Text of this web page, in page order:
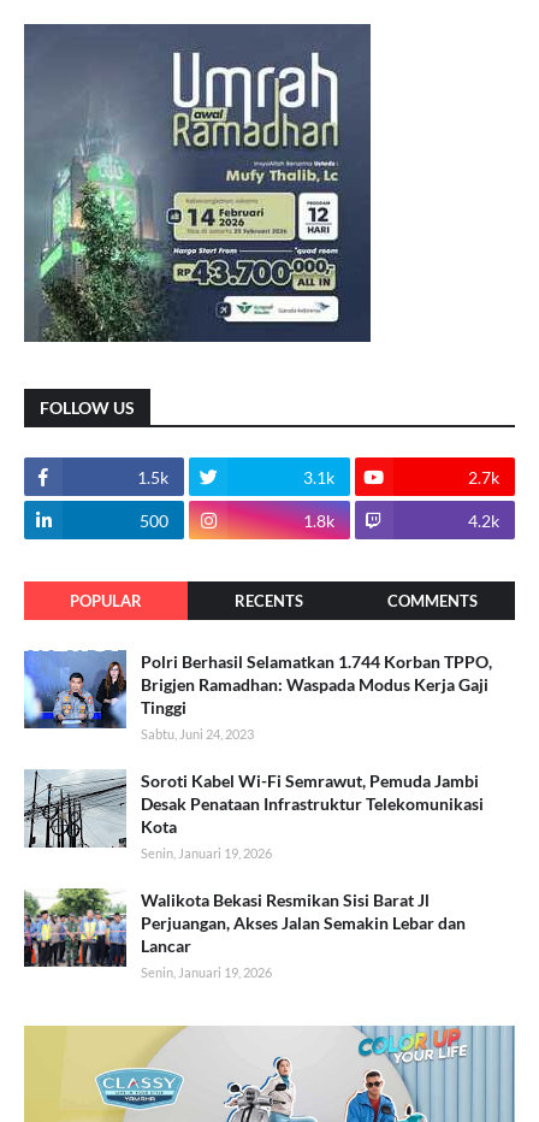
FOLLOW US
1.5k 3.1k 2.7k
500 1.8k 4.2k
POPULAR RECENTS COMMENTS
Polri Berhasil Selamatkan 1.744 Korban TPPO,
Brigjen Ramadhan: Waspada Modus Kerja Gaji
Tinggi
Sabtu, Juni 24, 2023
Soroti Kabel Wi-Fi Semrawut, Pemuda Jambi
Desak Penataan Infrastruktur Telekomunikasi
Kota
Senin, Januari 19, 2026
Walikota Bekasi Resmikan Sisi Barat Jl
Perjuangan, Akses Jalan Semakin Lebar dan
Lancar
Senin, Januari 19, 2026